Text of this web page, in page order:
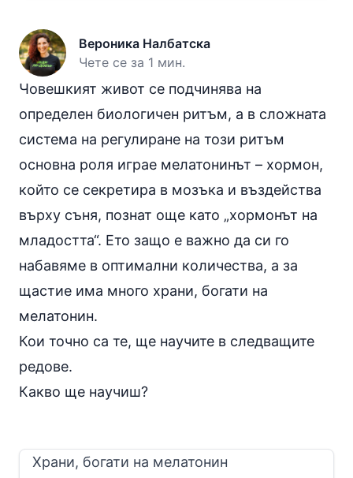
Вероника Налбатска
Чете се за 1 мин.
Човешкият живот се подчинява на
определен биологичен ритъм, а в сложната
система на регулиране на този ритъм
основна роля играе мелатонинът – хормон,
който се секретира в мозъка и въздейства
върху съня, познат още като „хормонът на
младостта“. Ето защо е важно да си го
набавяме в оптимални количества, а за
щастие има много храни, богати на
мелатонин.
Кои точно са те, ще научите в следващите
редове.
Какво ще научиш?
Храни, богати на мелатонин